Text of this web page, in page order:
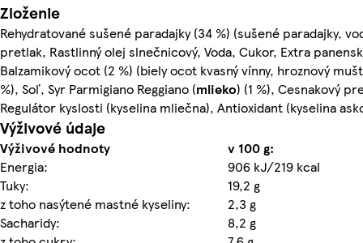
Zloženie
Rehydratované sušené paradajky (34 %) (sušené paradajky,
pretlak, Rastlinný olej slnečnicový, Voda, Cukor, Extra
Balzamikový ocot (2 %) (biely ocot kvasný vínny, hroznový
%), Soľ, Syr Parmigiano Reggiano (mlieko) (1 %), Cesnakový
Regulátor kyslosti (kyselina mliečna), Antioxidant (kyselina
Výživové údaje
Výživové hodnoty
v 100 g:
Energia:
906 kJ/219 kcal
Tuky:
19,2 g
z toho nasýtené mastné kyseliny:
2,3 g
Sacharidy:
8,2 g